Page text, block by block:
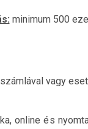
minimum 500
vagy
online és